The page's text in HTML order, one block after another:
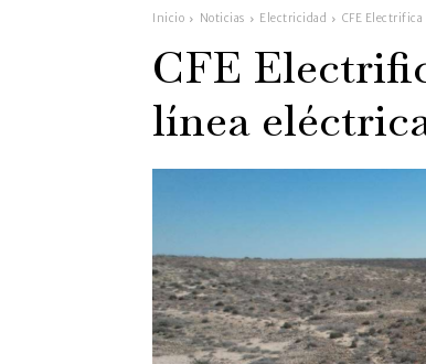
Inicio Noticias Electricidad CFE
CFE
línea